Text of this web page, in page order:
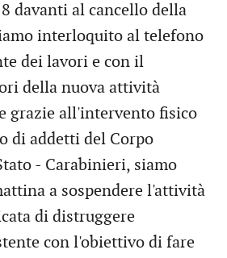
davanti al cancello della
interloquito al telefono
dei lavori e con il
della nuova attività
grazie all'intervento fisico
di addetti del Corpo
- Carabinieri, siamo
a sospendere l'attività
di distruggere
con l'obiettivo di fare